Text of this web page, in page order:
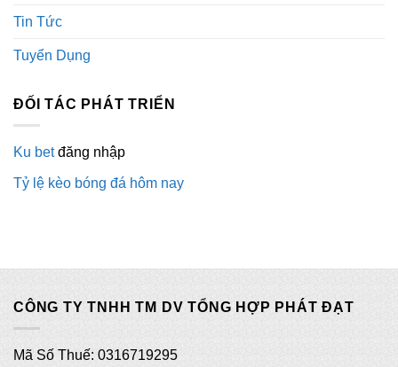
Tin Tức
Tuyển Dụng
ĐỐI TÁC PHÁT TRIỂN
Ku betđăng nhập
Tỷ lệ kèo bóng đá hôm nay
CÔNG TY TNHH TM DV TỔNG HỢP PHÁT ĐẠT
Mã Số Thuế: 0316719295